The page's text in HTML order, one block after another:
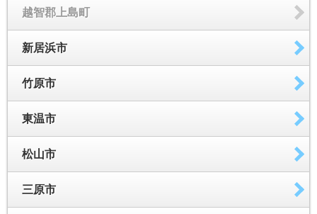
越智郡上島町
新居浜市
竹原市
東温市
松山市
三原市